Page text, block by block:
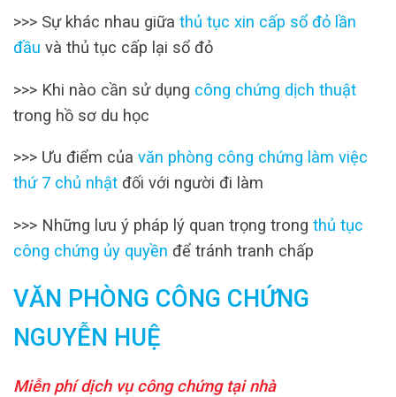
>>> Sự khác nhau giữa thủ tục xin cấp sổ đỏ lần
đầu và thủ tục cấp lại sổ đỏ
>>> Khi nào cần sử dụng công chứng dịch thuật
trong hồ sơ du học
>>> Ưu điểm của văn phòng công chứng làm việc
thứ 7 chủ nhật đối với người đi làm
>>> Những lưu ý pháp lý quan trọng trong thủ tục
công chứng ủy quyền để tránh tranh chấp
VĂN PHÒNG CÔNG CHỨNG
NGUYỄN HUỆ
Miễn phí dịch vụ công chứng tại nhà